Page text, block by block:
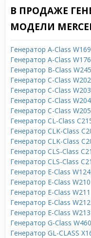
В ПРОДАЖЕ
МОДЕЛИ
Генератор A-Class W169
Генератор A-Class W176
Генератор B-Class W245
Генератор C-Class W202
Генератор C-Class W203
Генератор C-Class W204
Генератор C-Class W205
Генератор CL-Class
Генератор CLK-Class
Генератор CLK-Class
Генератор CLS-Class
Генератор CLS-Class
Генератор E-Class W124
Генератор E-Class W210
Генератор E-Class W211
Генератор E-Class W212
Генератор E-Class W213
Генератор G-Class W460
Генератор GL-CLASS